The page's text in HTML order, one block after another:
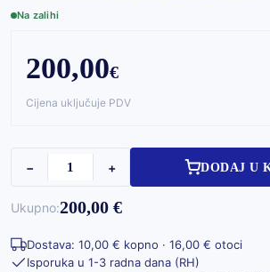
Na zalihi
200,00€
Cijena uključuje PDV
− + DODAJ U
Ukupno:200,00 €
Dostava: 10,00 € kopno · 16,00 € otoci
Isporuka u 1-3 radna dana (RH)